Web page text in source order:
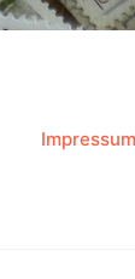
Impressum